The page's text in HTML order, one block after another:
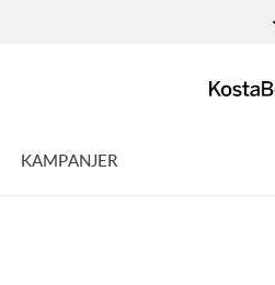
KAMPANJER